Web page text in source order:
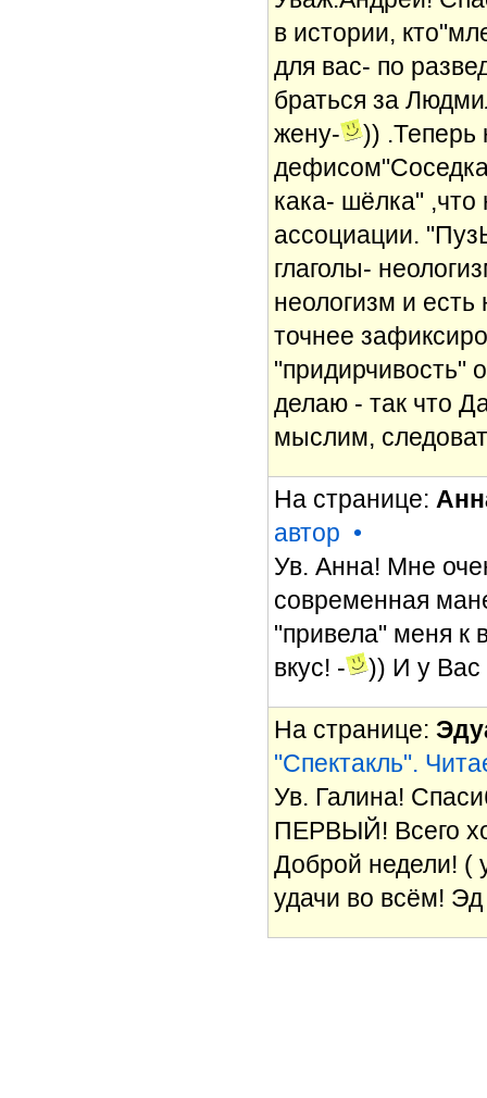
в истории,
для вас- по
браться за
жену-
)) .Теперь
кака- шёлка"
ассоциации.
глаголы-
неологизм и
точнее
"придирчивость"
делаю - так что
мыслим,
На странице:
автор •
Ув. Анна! Мне
современная
"привела" меня к
вкус! -
)) И у Вас
На странице:
"Спектакль".
Ув. Галина!
ПЕРВЫЙ! Всего
Доброй недели! (
удачи во всём! Эд